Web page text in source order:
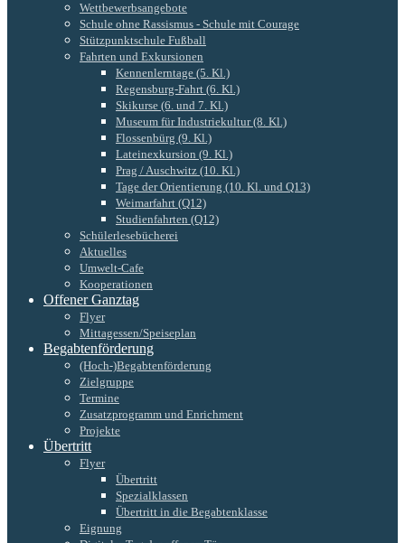
Wettbewerbsangebote
Schule ohne Rassismus - Schule mit Courage
Stützpunktschule Fußball
Fahrten und Exkursionen
Kennenlerntage (5. Kl.)
Regensburg-Fahrt (6. Kl.)
Skikurse (6. und 7. Kl.)
Museum für Industriekultur (8. Kl.)
Flossenbürg (9. Kl.)
Lateinexkursion (9. Kl.)
Prag / Auschwitz (10. Kl.)
Tage der Orientierung (10. Kl. und Q13)
Weimarfahrt (Q12)
Studienfahrten (Q12)
Schülerlesebücherei
Aktuelles
Umwelt-Cafe
Kooperationen
Offener Ganztag
Flyer
Mittagessen/Speiseplan
Begabtenförderung
(Hoch-)Begabtenförderung
Zielgruppe
Termine
Zusatzprogramm und Enrichment
Projekte
Übertritt
Flyer
Übertritt
Spezialklassen
Übertritt in die Begabtenklasse
Eignung